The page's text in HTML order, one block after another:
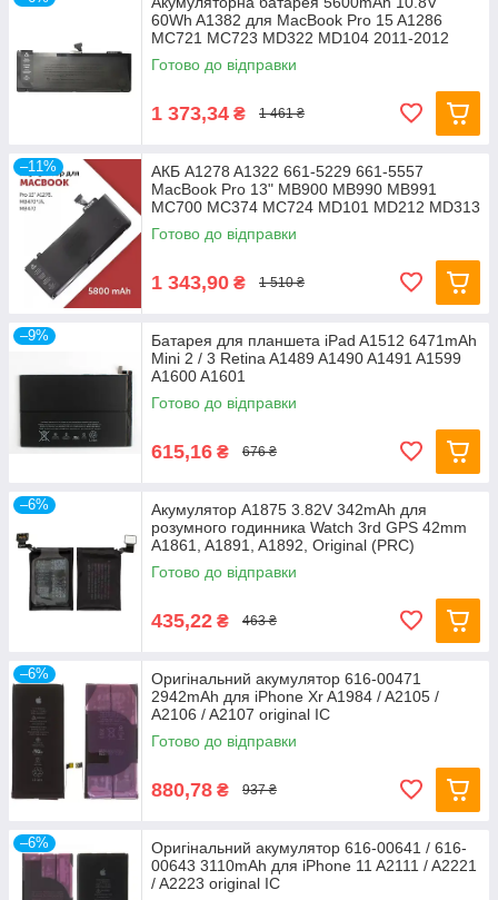
60Wh A1382 для MacBook Pro 15 A1286
MC721 MC723 MD322 MD104 2011-2012
Готово до відправки
1 373,34 ₴ 1 461 ₴
–11%
АКБ A1278 A1322 661-5229 661-5557
MacBook Pro 13" MB900 MB990 MB991
MC700 MC374 MC724 MD101 MD212 MD313
Готово до відправки
1 343,90 ₴ 1 510 ₴
–9%
Батарея для планшета iPad A1512 6471mAh
Mini 2 / 3 Retina A1489 A1490 A1491 A1599
A1600 A1601
Готово до відправки
615,16 ₴ 676 ₴
–6%
Акумулятор A1875 3.82V 342mAh для
розумного годинника Watch 3rd GPS 42mm
A1861, A1891, A1892, Original (PRC)
Готово до відправки
435,22 ₴ 463 ₴
–6%
Оригінальний акумулятор 616-00471
2942mAh для iPhone Xr A1984 / A2105 /
A2106 / A2107 original IC
Готово до відправки
880,78 ₴ 937 ₴
–6%
Оригінальний акумулятор 616-00641 / 616-
00643 3110mAh для iPhone 11 A2111 / A2221
/ A2223 original IC